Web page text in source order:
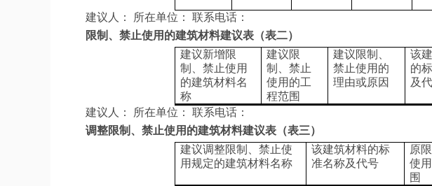
建议人： 所在单位： 联系电话：
限制、禁止使用的建筑材料建议表（表二）
建议新增限
制、禁止使用
的建筑材料名
称
建议限
制、禁止
使用的工
程范围
建议限制、
禁止使用的
理由或原因
该
的
及
建议人： 所在单位： 联系电话：
调整限制、禁止使用的建筑材料建议表（表三）
建议调整限制、禁止使
用规定的建筑材料名称
该建筑材料的标
准名称及代号
原
使
围